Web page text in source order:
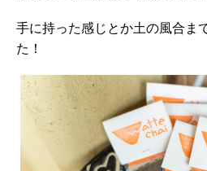
手に持った感じとか土の風合ま
た！